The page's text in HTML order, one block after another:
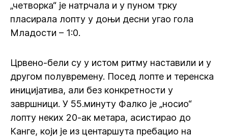
„четворка“ је натрчала и у пуном трку
пласирала лопту у доњи десни угао гола
Младости – 1:0.
Црвено-бели су у истом ритму наставили и у
другом полувремену. Посед лопте и теренска
иницијатива, али без конкретности у
завршници. У 55.минуту Фалко је „носио“
лопту неких 20-ак метара, асистирао до
Канге, који је из центаршута пребацио на